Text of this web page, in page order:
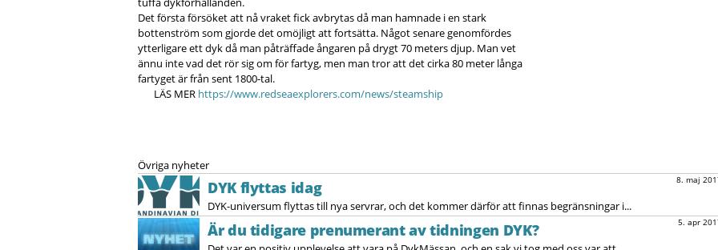
Det första försöket att nå vraket fick avbrytas då man hamnade i en stark
bottenström som gjorde det omöjligt att fortsätta. Något senare genomfördes
ytterligare ett dyk då man påträffade ångaren på drygt 70 meters djup. Man vet
ännu inte vad det rör sig om för fartyg, men man tror att det cirka 80 meter långa
fartyget är från sent 1800-tal.
LÄS MER https://www.redseaexplorers.com/news/steamship
Övriga nyheter
8. maj
DYK flyttas idag
DYK-universum flyttas till nya servrar, och det kommer därför att finnas begränsningar i...
5. apr
Är du tidigare prenumerant av tidningen DYK?